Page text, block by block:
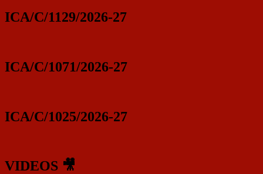
ICA/C/1129/2026-27
ICA/C/1071/2026-27
ICA/C/1025/2026-27
VIDEOS 🎥